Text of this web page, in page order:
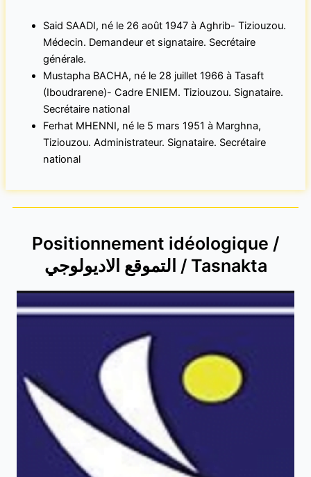
Said SAADI, né le 26 août 1947 à Aghrib- Tiziouzou.
Médecin. Demandeur et signataire. Secrétaire
générale.
Mustapha BACHA, né le 28 juillet 1966 à Tasaft
(Iboudrarene)- Cadre ENIEM. Tiziouzou. Signataire.
Secrétaire national
Ferhat MHENNI, né le 5 mars 1951 à Marghna,
Tiziouzou. Administrateur. Signataire. Secrétaire
national
Positionnement idéologique /
التموقع الاديولوجي / Tasnakta